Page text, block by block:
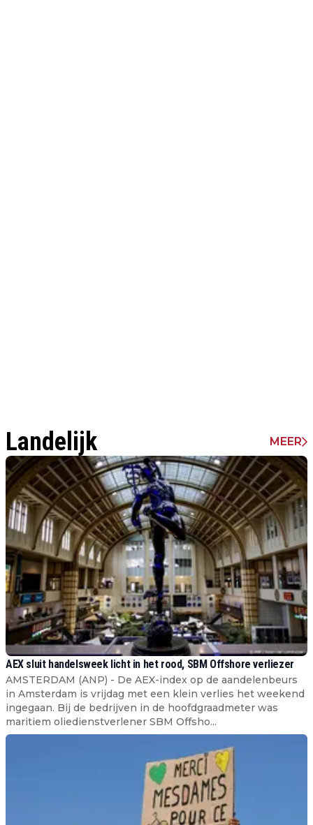
Landelijk MEER
AEX sluit handelsweek licht in het rood, SBM Offshore verliezer
AMSTERDAM (ANP) - De AEX-index op de aandelenbeurs
in Amsterdam is vrijdag met een klein verlies het weekend
ingegaan. Bij de bedrijven in de hoofdgraadmeter was
maritiem oliedienstverlener SBM Offsho...